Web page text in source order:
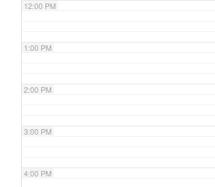
12:00 PM
1:00 PM
2:00 PM
3:00 PM
4:00 PM